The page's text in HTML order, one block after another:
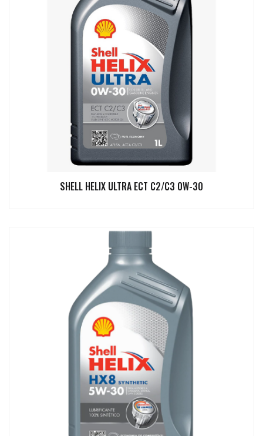
SHELL HELIX ULTRA ECT C2/C3 0W-30